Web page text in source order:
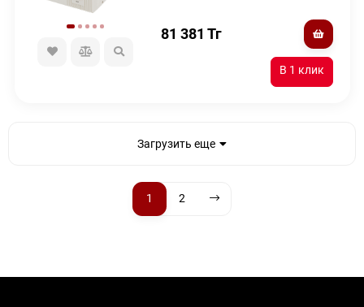
81 381 Тг
Загрузить еще
1 2